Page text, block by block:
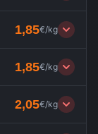
1,85€/kg
1,85€/kg
2,05€/kg